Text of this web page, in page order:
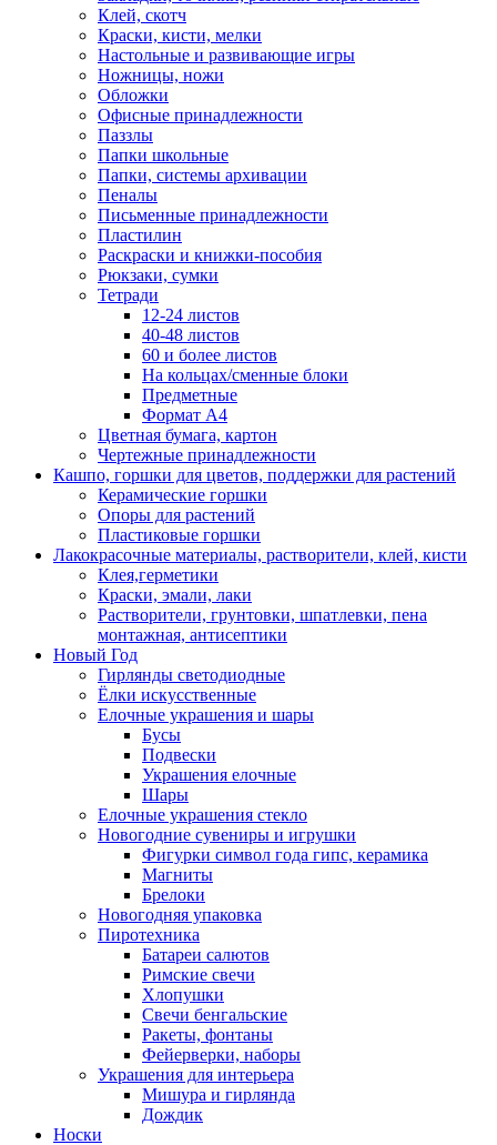
Клей, скотч
Краски, кисти, мелки
Настольные и развивающие игры
Ножницы, ножи
Обложки
Офисные принадлежности
Паззлы
Папки школьные
Папки, системы архивации
Пеналы
Письменные принадлежности
Пластилин
Раскраски и книжки-пособия
Рюкзаки, сумки
Тетради
12-24 листов
40-48 листов
60 и более листов
На кольцах/сменные блоки
Предметные
Формат А4
Цветная бумага, картон
Чертежные принадлежности
Кашпо, горшки для цветов, поддержки для растений
Керамические горшки
Опоры для растений
Пластиковые горшки
Лакокрасочные материалы, растворители, клей, кисти
Клея,герметики
Краски, эмали, лаки
Растворители, грунтовки, шпатлевки, пена
монтажная, антисептики
Новый Год
Гирлянды светодиодные
Ёлки искусственные
Елочные украшения и шары
Бусы
Подвески
Украшения елочные
Шары
Елочные украшения стекло
Новогодние сувениры и игрушки
Фигурки символ года гипс, керамика
Магниты
Брелоки
Новогодняя упаковка
Пиротехника
Батареи салютов
Римские свечи
Хлопушки
Свечи бенгальские
Ракеты, фонтаны
Фейерверки, наборы
Украшения для интерьера
Мишура и гирлянда
Дождик
Носки